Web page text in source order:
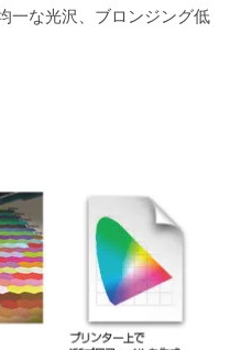
一な光沢、ブロンジング低